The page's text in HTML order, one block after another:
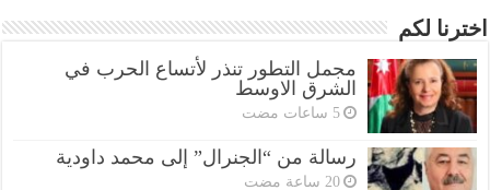
اخترنا لكم
مجمل التطور تنذر لأتساع الحرب في
الشرق الاوسط
‏5 ساعات مضت
رسالة من “الجنرال” إلى محمد داودية
‏20 ساعة مضت